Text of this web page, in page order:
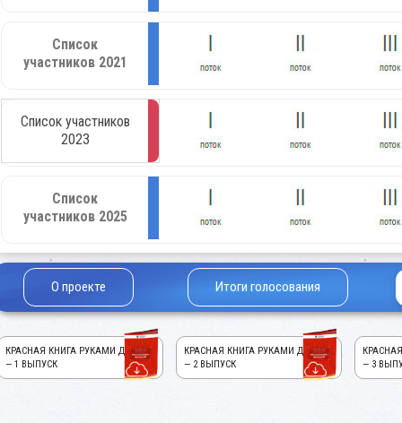
Список
участников 2021
Список участников
2023
Список
участников 2025
О проекте Итоги голосования
КРАСНАЯ КНИГА РУКАМИ ДЕТЕЙ!
— 1 ВЫПУСК
КРАСНАЯ КНИГА РУКАМИ ДЕТЕЙ!
— 2 ВЫПУСК
— 3